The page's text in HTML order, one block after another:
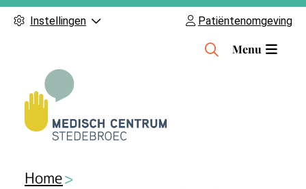
Instellingen Patiëntenomgeving
H
Menu
Home